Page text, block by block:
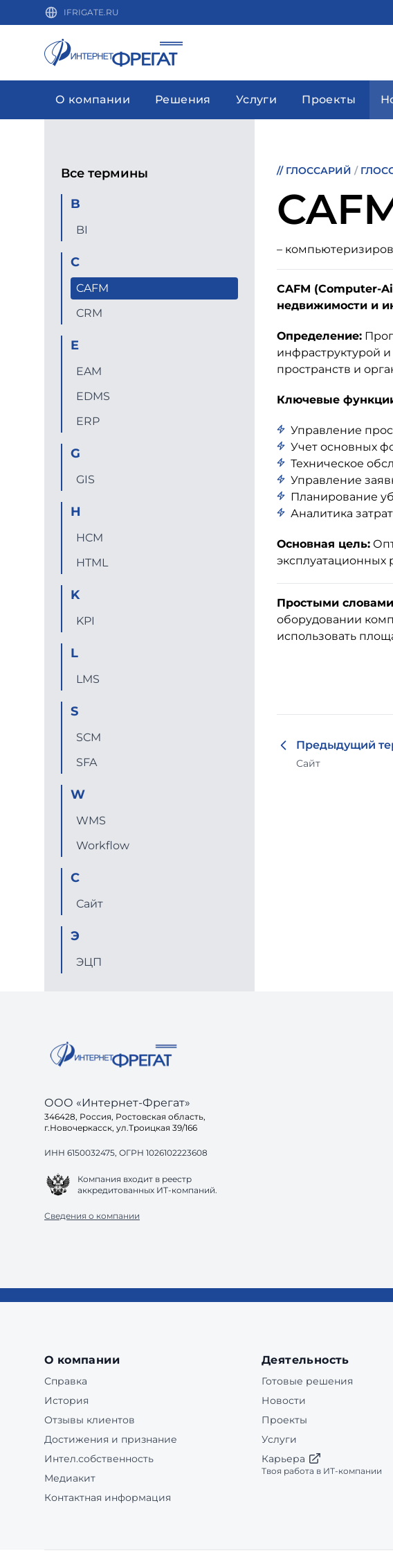
IFRIGATE.RU
О компании Решения Услуги Проекты
Все термины
B
BI
C
CAFM
CRM
E
EAM
EDMS
ERP
G
GIS
H
HCM
HTML
K
KPI
L
LMS
S
SCM
SFA
W
WMS
Workflow
С
Сайт
Э
ЭЦП
// ГЛОССАРИЙ /
–
CAFM (Computer-
недвижимости и
Определение:
инфраструктурой
пространств и
Ключевые
Управление
Учет основных
Техническое
Управление
Планирование
Аналитика
Основная цель:
эксплуатационных
Простыми
оборудовании
использовать
Предыдущий
Сайт
ООО «Интернет-Фрегат»
346428, Россия, Ростовская область,
г.Новочеркасск, ул.Троицкая 39/166
ИНН 6150032475, ОГРН 1026102223608
Компания входит в реестр
аккредитованных ИТ-компаний.
Сведения о компании
О компании
Справка
История
Отзывы клиентов
Достижения и признание
Интел.собственность
Медиакит
Контактная информация
Деятельность
Готовые решения
Новости
Проекты
Услуги
Карьера
Твоя работа в ИТ-компании